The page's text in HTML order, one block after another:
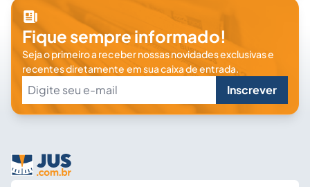
Fique sempre informado!
Seja o primeiro a receber nossas novidades exclusivas e
recentes diretamente em sua caixa de entrada.
Inscrever